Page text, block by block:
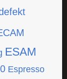
ESAM
Espresso